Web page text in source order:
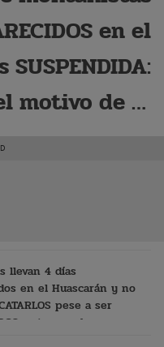
en el
motivo de la
llevan 4 días
en el Huascarán y no
pese a ser
esto se sabe